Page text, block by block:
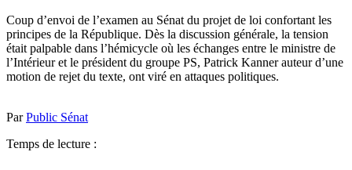
Coup d’envoi de l’examen au Sénat du projet de loi confortant les
principes de la République. Dès la discussion générale, la tension
était palpable dans l’hémicycle où les échanges entre le ministre de
l’Intérieur et le président du groupe PS, Patrick Kanner auteur d’une
motion de rejet du texte, ont viré en attaques politiques.
ParPublic Sénat
Temps de lecture :